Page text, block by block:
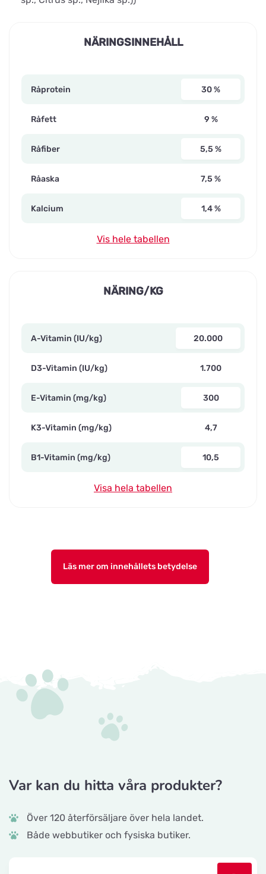
NÄRINGSINNEHÅLL
Råprotein 30 %
Råfett 9 %
Råfiber 5,5 %
Råaska 7,5 %
Kalcium 1,4 %
Vis hele tabellen
NÄRING/KG
A-Vitamin (IU/kg) 20.000
D3-Vitamin (IU/kg) 1.700
E-Vitamin (mg/kg) 300
K3-Vitamin (mg/kg) 4,7
B1-Vitamin (mg/kg) 10,5
Visa hela tabellen
Läs mer om innehållets betydelse
Var kan du hitta våra produkter?
Över 120 återförsäljare över hela landet.
Både webbutiker och fysiska butiker.